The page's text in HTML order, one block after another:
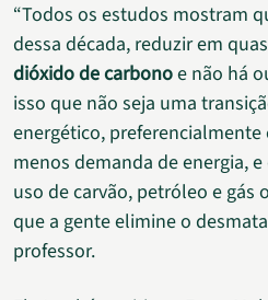
“Todos os estudos mostram
dessa década, reduzir em
dióxido de carbonoe não há
isso que não seja uma
energético,
menos demanda de energia,
uso de carvão, petróleo e gás
que a gente elimine o
professor.